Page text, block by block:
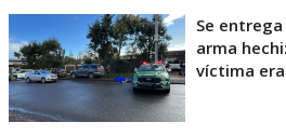
El ciudadano egipcio
un restaurante de comida
sector Maule de Coronel
generara conmoción a nivel